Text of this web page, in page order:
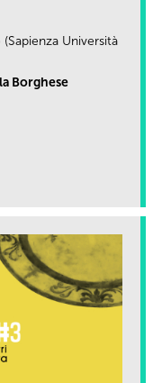
Università
Borghese